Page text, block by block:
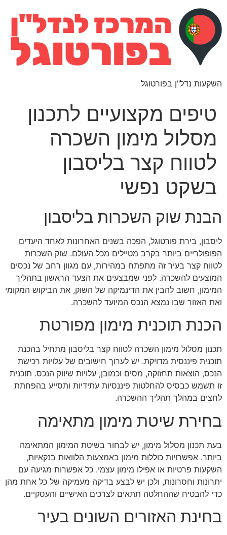
השקעות נדל"ן בפורטוגל
טיפים מקצועיים לתכנון
מסלול מימון השכרה
לטווח קצר בליסבון
בשקט נפשי
הבנת שוק השכרות בליסבון
ליסבון, בירת פורטוגל, הפכה בשנים האחרונות לאחד היעדים
הפופולריים ביותר בקרב מטיילים מכל העולם. שוק השכרות
לטווח קצר בעיר זה מתפתח במהירות, עם מגוון רחב של נכסים
המוצעים להשכרה. לפני שמבצעים את הצעד הראשון בתהליך
המימון, חשוב להבין את הדינמיקה של השוק, את הביקוש המקומי
ואת האזור שבו נמצא הנכס המיועד להשכרה.
הכנת תוכנית מימון מפורטת
תכנון מסלול מימון השכרה לטווח קצר בליסבון מתחיל בהכנת
תוכנית פיננסית מדויקת. יש לערוך חישובים של עלויות רכישת
הנכס, הוצאות תחזוקה, מסים וכמובן, עלויות שיווק הנכס. תוכנית
זו תשמש כבסיס להחלטות פיננסיות עתידיות ותסייע בהפחתת
לחצים במהלך תהליך ההשכרה.
בחירת שיטת מימון מתאימה
בעת תכנון מסלול מימון, יש לבחור בשיטת המימון המתאימה
ביותר. אפשרויות כוללות מימון באמצעות הלוואות בנקאיות,
השקעות פרטיות או אפילו מימון עצמי. כל אפשרות מגיעה עם
יתרונות וחסרונות, ולכן יש לבצע בדיקה מעמיקה של כל אחת מהן
כדי להבטיח שההחלטה תתאים לצרכים האישיים והעסקיים.
בחינת האזורים השונים בעיר